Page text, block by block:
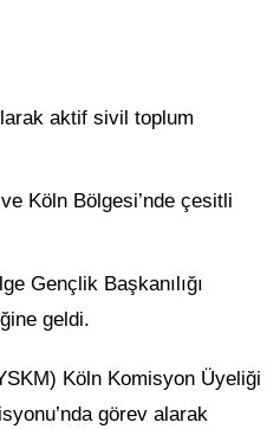
aktif sivil toplum
Köln Bölgesi’nde çesitli
Gençlik Başkanılığı
geldi.
Köln Komisyon Üyeliği
görev alarak